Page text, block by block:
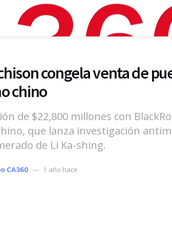
congela venta de
chino
de $22,800 millones con
que lanza investigación
de Li Ka-shing.
CA360 1 año hace